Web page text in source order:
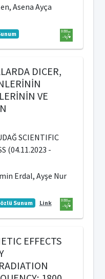
Asena Ayça
DICER,
VE
SCIENTIFIC
(04.11.2023 -
Erdal, Ayşe Nur
Sunum Link
EFFECTS